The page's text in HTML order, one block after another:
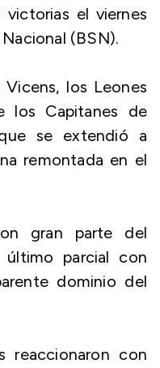
victorias el viernes
(BSN).
los Leones
los Capitanes de
se extendió a
remontada en el
gran parte del
parcial con
dominio del
reaccionaron con